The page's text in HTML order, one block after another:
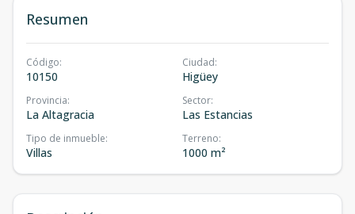
Resumen
Código:
10150
Ciudad:
Higüey
Provincia:
La Altagracia
Sector:
Las Estancias
Tipo de inmueble:
Villas
Terreno:
1000 m²